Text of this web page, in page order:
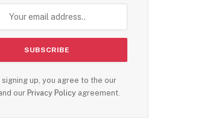
signing up, you agree to the our
our Privacy Policyagreement.